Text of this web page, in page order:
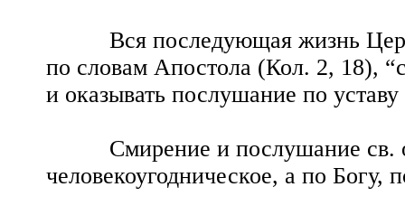
Вся последующая жизнь
по словам Апостола (Кол. 2, 18),
и оказывать послушание по
Смирение и послушание св.
человекоугодническое, а по Богу,